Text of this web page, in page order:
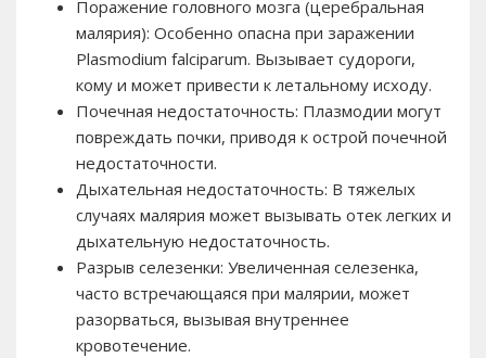
Поражение головного мозга (церебральная
малярия): Особенно опасна при заражении
Plasmodium falciparum. Вызывает судороги,
кому и может привести к летальному исходу.
Почечная недостаточность: Плазмодии могут
повреждать почки, приводя к острой почечной
недостаточности.
Дыхательная недостаточность: В тяжелых
случаях малярия может вызывать отек легких и
дыхательную недостаточность.
Разрыв селезенки: Увеличенная селезенка,
часто встречающаяся при малярии, может
разорваться, вызывая внутреннее
кровотечение.